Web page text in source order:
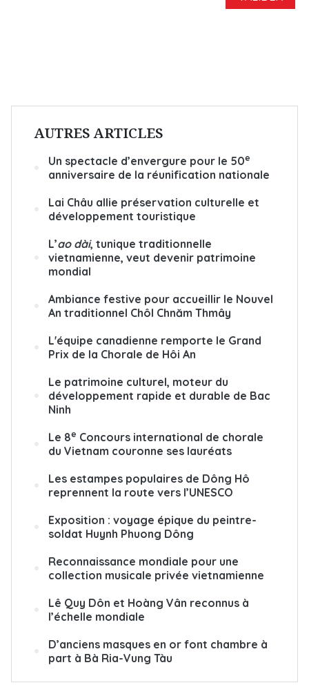
AUTRES ARTICLES
Un spectacle d’envergure pour le 50e
anniversaire de la réunification nationale
Lai Châu allie préservation culturelle et
développement touristique
L’ao dài, tunique traditionnelle
vietnamienne, veut devenir patrimoine
mondial
Ambiance festive pour accueillir le Nouvel
An traditionnel Chôl Chnăm Thmây
L'équipe canadienne remporte le Grand
Prix de la Chorale de Hôi An
Le patrimoine culturel, moteur du
développement rapide et durable de Bac
Ninh
Le 8e Concours international de chorale
du Vietnam couronne ses lauréats
Les estampes populaires de Dông Hô
reprennent la route vers l’UNESCO
Exposition : voyage épique du peintre-
soldat Huynh Phuong Dông
Reconnaissance mondiale pour une
collection musicale privée vietnamienne
Lê Quy Dôn et Hoàng Vân reconnus à
l’échelle mondiale
D’anciens masques en or font chambre à
part à Bà Ria-Vung Tàu